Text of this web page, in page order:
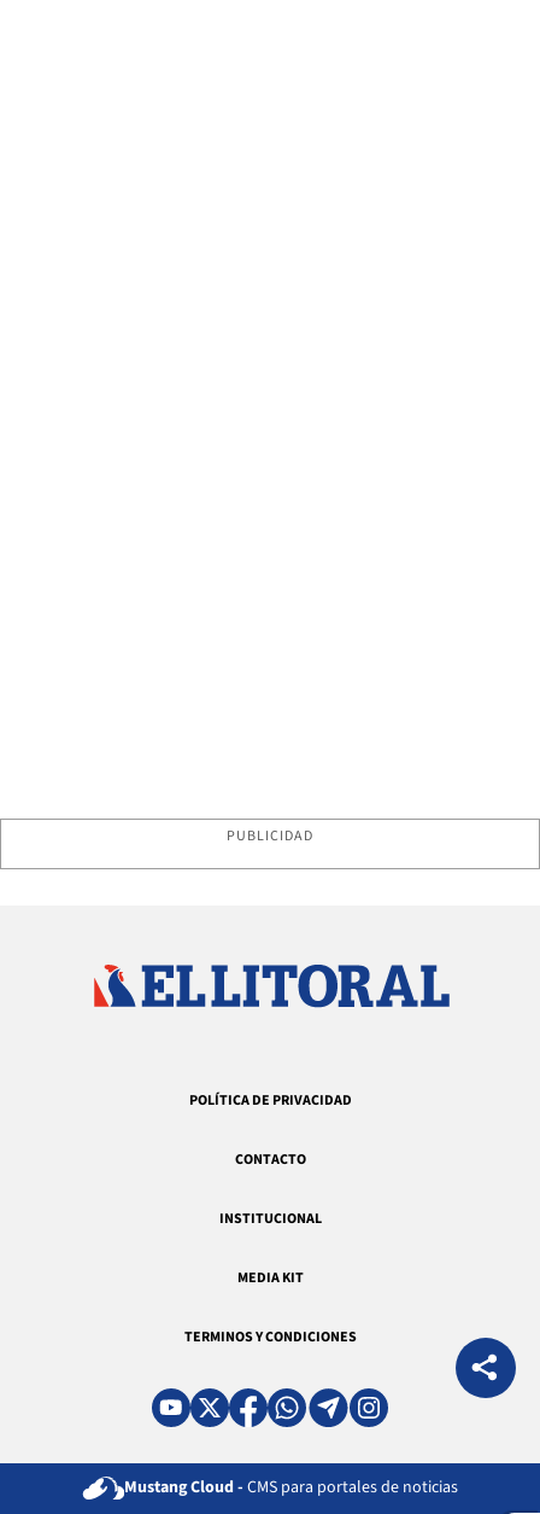
PUBLICIDAD
POLÍTICA DE PRIVACIDAD
CONTACTO
INSTITUCIONAL
MEDIA KIT
TERMINOS Y CONDICIONES
Mustang Cloud - CMS para portales de noticias